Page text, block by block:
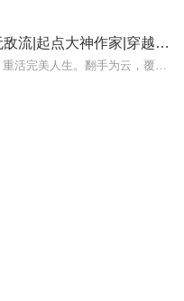
港综世界完美人生|无敌流|起点大神作家|穿越|电影世界|港综爽剧|多人有声剧